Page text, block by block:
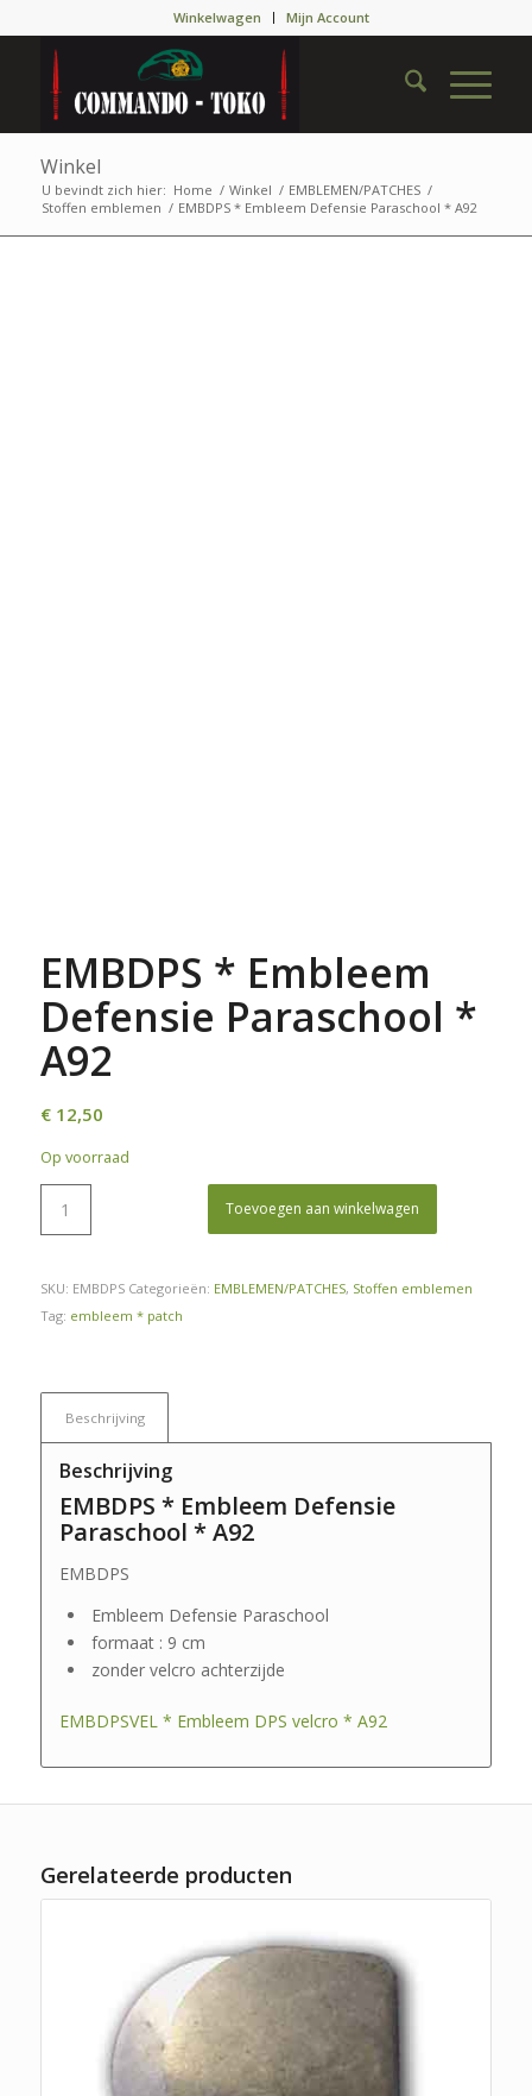
Winkelwagen Mijn Account
Winkel
U bevindt zich hier: Home / Winkel / EMBLEMEN/PATCHES /
Stoffen emblemen / EMBDPS * Embleem Defensie Paraschool * A92
EMBDPS * Embleem
Defensie Paraschool *
A92
€12,50
Op voorraad
Toevoegen aan winkelwagen
SKU: EMBDPS Categorieën: EMBLEMEN/PATCHES, Stoffen emblemen
Tag: embleem * patch
Beschrijving
Beschrijving
EMBDPS * Embleem Defensie
Paraschool * A92
EMBDPS
Embleem Defensie Paraschool
formaat : 9 cm
zonder velcro achterzijde
EMBDPSVEL * Embleem DPS velcro * A92
Gerelateerde producten